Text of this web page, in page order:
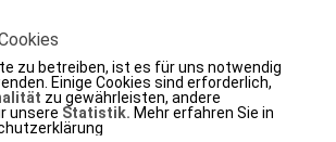
3020
7288
zu betreiben, ist es für uns notwendig
Einige Cookies sind erforderlich,
zu gewährleisten, andere
unsere Statistik. Mehr erfahren Sie in